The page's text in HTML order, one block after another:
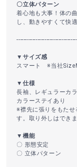
〇立体パターン
着心地も大事！体の
し、動きやすくて快適
▼サイズ感
スマート ※当社
▼仕様
長袖、レギュラーカ
カラーステイあり
※襟先に張りをもたせ
す。取り外しはでき
▼機能
〇 形態安定
〇 立体パターン